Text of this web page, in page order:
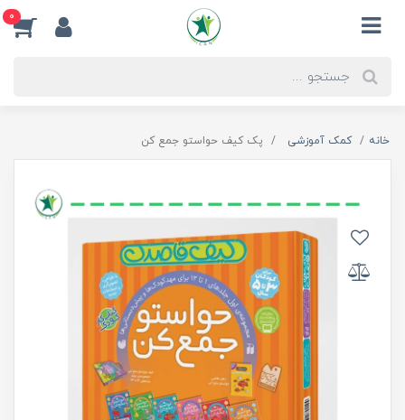
0
خانه کمک آموزشی پک کیف حواستو جمع کن